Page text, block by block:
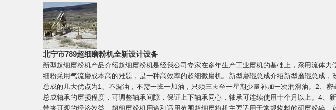
北宁市789超细磨粉机全新设计设备
新型超细磨粉机产品介绍超细磨粉机是经我公司专家在多年生产工业磨机的基础上，采用流体
细粉采用气流磨成本高的难题，是一种高效率的超细微磨机。新型磨辊总成介绍新型磨辊总成
总成的几大优点为1、不漏油，不需一班一加油，只须三天至一星期少量补加一次润滑油。2、
总成轴承的磨损程度，可调整轴承间隙，保证上下轴承同心，轴承可连续使用十个月以上。4
带来可观的经济效益。超细磨粉机用途和适用范围超细磨粉机主要适用于常规物料的研磨粉碎，